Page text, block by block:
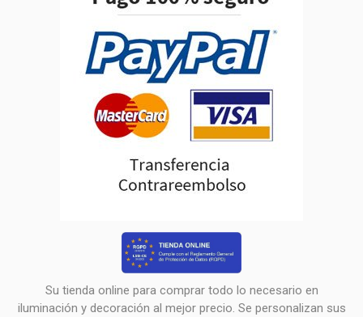
Su tienda online para comprar todo lo necesario en
iluminación y decoración al mejor precio. Se personalizan sus